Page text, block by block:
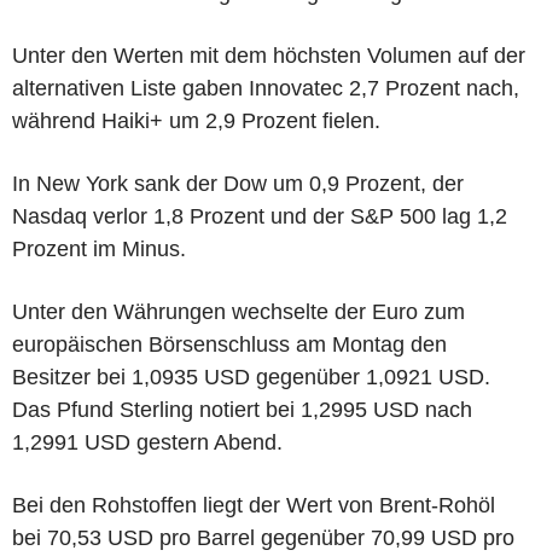
Unter den Werten mit dem höchsten Volumen auf der
alternativen Liste gaben Innovatec 2,7 Prozent nach,
während Haiki+ um 2,9 Prozent fielen.
In New York sank der Dow um 0,9 Prozent, der
Nasdaq verlor 1,8 Prozent und der S&P 500 lag 1,2
Prozent im Minus.
Unter den Währungen wechselte der Euro zum
europäischen Börsenschluss am Montag den
Besitzer bei 1,0935 USD gegenüber 1,0921 USD.
Das Pfund Sterling notiert bei 1,2995 USD nach
1,2991 USD gestern Abend.
Bei den Rohstoffen liegt der Wert von Brent-Rohöl
bei 70,53 USD pro Barrel gegenüber 70,99 USD pro